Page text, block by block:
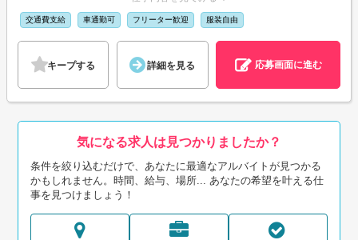
交通費支給 車通勤可 フリーター歓迎 服装自由
キープする 詳細を見る 応募画面に進む
気になる求人は見つかりましたか？
条件を絞り込むだけで、あなたに最適なアルバイトが見つかる
かもしれません。時間、給与、場所... あなたの希望を叶える仕
事を見つけましょう！